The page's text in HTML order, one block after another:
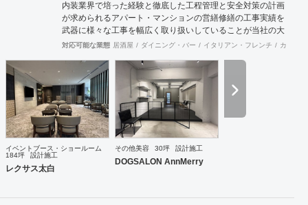
内装業界で培った経験と徹底した工程管理と安全対策の計画
が求められるアパート・マンションの営繕修繕の工事実績を
武器に様々な工事を幅広く取り扱いしていることが当社の大
きな特徴です。
対応可能な業態 居酒屋 ダイニング・バー イタリアン・フレンチ カフェ
イベントブース・ショールーム
184坪
設計施工
レクサス太白
その他美容 30坪 設計施工
DOGSALON AnnMerry